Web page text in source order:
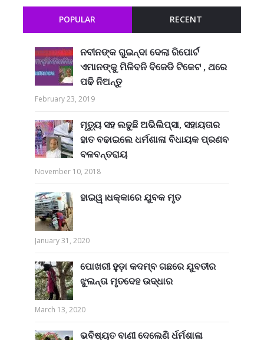
POPULAR RECENT
ନବୀନଙ୍କ ଗୁଇନ୍ଦା ଦେଲା ରିପୋର୍ଟ
ଏମାନଙ୍କୁ ମିଳିବନି ବିଜେଡି ଟିକେଟ , ଥରେ
ପଢି ନିଅନ୍ତୁ
February 23, 2019
ମୃତ୍ୟୁ ସହ ଲଢୁଛି ଅଭିଲିପ୍ସା, ସହାୟତାର
ହାତ ବଢାଇଲେ ଧର୍ମଶାଳା ବିଧାୟକ ପ୍ରଣବ
ବଳବନ୍ତରାୟ
November 10, 2018
ହାଇୱ।ଧକ୍କାରେ ଯୁବକ ମୃତ
January 31, 2020
ପୋଖରୀ ହୁଡ଼ା କଦମ୍ବ ଗଛରେ ଯୁବତୀର
ଝୁଲନ୍ତା ମୃତଦେହ ଉଦ୍ଧାର
March 13, 2020
ଭବିଷ୍ୟତ ବାଣୀ ଦେଲେଣି ର୍ଧର୍ମଶାଳା